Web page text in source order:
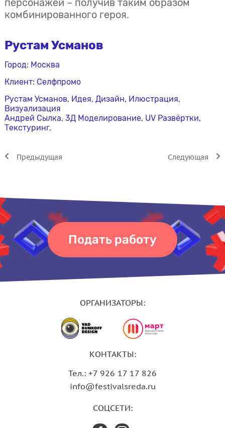
персонажей – получив таким образом
комбинированного героя.
Рустам Усманов
Город: Москва
Клиент: Селфпромо
Рустам Усманов, Идея, Дизайн, Илюстрация,
Визуализация
Андрей Сылка, 3Д Моделирование, UV Развёртки,
Текстуринг,
Предыдущая Cледующая
Подать работу
ОРГАНИЗАТОРЫ:
КОНТАКТЫ:
Тел.: +7 926 17 17 826
info@festivalsreda.ru
СОЦСЕТИ: